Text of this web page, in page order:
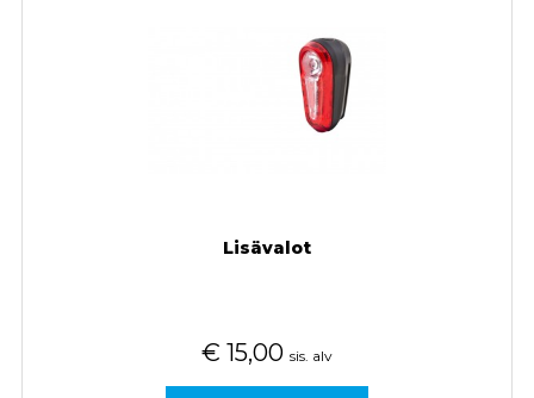
Lisävalot
€ 15,00 sis. alv